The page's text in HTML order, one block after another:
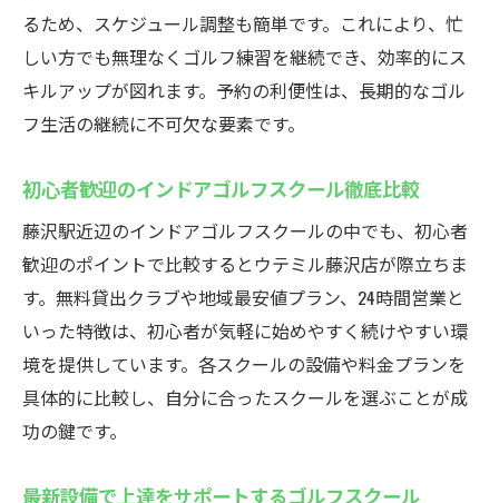
るため、スケジュール調整も簡単です。これにより、忙
しい方でも無理なくゴルフ練習を継続でき、効率的にス
キルアップが図れます。予約の利便性は、長期的なゴル
フ生活の継続に不可欠な要素です。
初心者歓迎のインドアゴルフスクール徹底比較
藤沢駅近辺のインドアゴルフスクールの中でも、初心者
歓迎のポイントで比較するとウテミル藤沢店が際立ちま
す。無料貸出クラブや地域最安値プラン、24時間営業と
いった特徴は、初心者が気軽に始めやすく続けやすい環
境を提供しています。各スクールの設備や料金プランを
具体的に比較し、自分に合ったスクールを選ぶことが成
功の鍵です。
最新設備で上達をサポートするゴルフスクール